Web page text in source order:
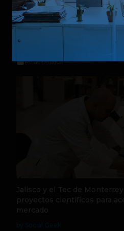
Relacionados
Jalisco y el Tec de
proyectos científicos para
mercado